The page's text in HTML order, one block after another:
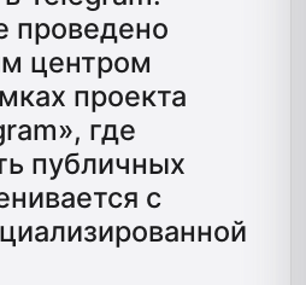
проведено
центром
проекта
где
публичных
с